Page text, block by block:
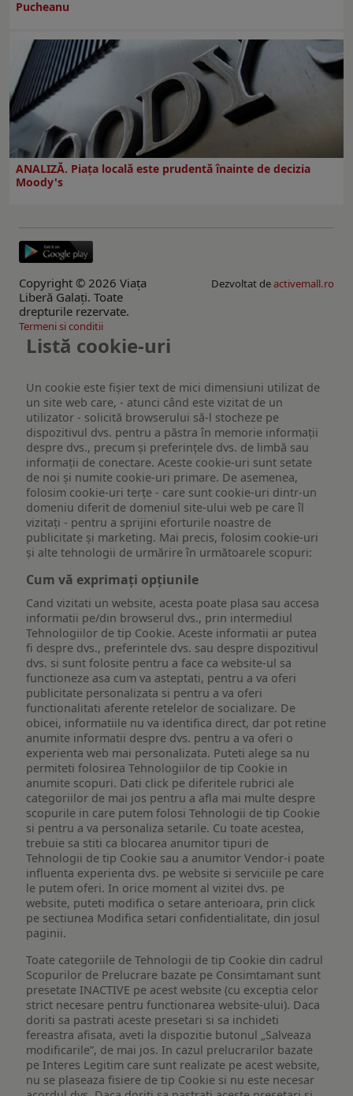
Pucheanu
ANALIZĂ. Piața locală este prudentă înainte de decizia
Moody's
Copyright © 2026 Viaţa
Liberă Galaţi. Toate
drepturile rezervate.
Dezvoltat deactivemall.ro
Termeni si conditii
Listă cookie-uri
Un cookie este fişier text de mici dimensiuni utilizat de
un site web care, - atunci când este vizitat de un
utilizator - solicită browserului să-l stocheze pe
dispozitivul dvs. pentru a păstra în memorie informații
despre dvs., precum și preferințele dvs. de limbă sau
informații de conectare. Aceste cookie-uri sunt setate
de noi și numite cookie-uri primare. De asemenea,
folosim cookie-uri terțe - care sunt cookie-uri dintr-un
domeniu diferit de domeniul site-ului web pe care îl
vizitați - pentru a sprijini eforturile noastre de
publicitate și marketing. Mai precis, folosim cookie-uri
și alte tehnologii de urmărire în următoarele scopuri:
Cum vă exprimați opțiunile
Cand vizitati un website, acesta poate plasa sau accesa
informatii pe/din browserul dvs., prin intermediul
Tehnologiilor de tip Cookie. Aceste informatii ar putea
fi despre dvs., preferintele dvs. sau despre dispozitivul
dvs. si sunt folosite pentru a face ca website-ul sa
functioneze asa cum va asteptati, pentru a va oferi
publicitate personalizata si pentru a va oferi
functionalitati aferente retelelor de socializare. De
obicei, informatiile nu va identifica direct, dar pot retine
anumite informatii despre dvs. pentru a va oferi o
experienta web mai personalizata. Puteti alege sa nu
permiteti folosirea Tehnologiilor de tip Cookie in
anumite scopuri. Dati click pe diferitele rubrici ale
categoriilor de mai jos pentru a afla mai multe despre
scopurile in care putem folosi Tehnologii de tip Cookie
si pentru a va personaliza setarile. Cu toate acestea,
trebuie sa stiti ca blocarea anumitor tipuri de
Tehnologii de tip Cookie sau a anumitor Vendor-i poate
influenta experienta dvs. pe website si serviciile pe care
le putem oferi. In orice moment al vizitei dvs. pe
website, puteti modifica o setare anterioara, prin click
pe sectiunea Modifica setari confidentialitate, din josul
paginii.
Toate categoriile de Tehnologii de tip Cookie din cadrul
Scopurilor de Prelucrare bazate pe Consimtamant sunt
presetate INACTIVE pe acest website (cu exceptia celor
strict necesare pentru functionarea website-ului). Daca
doriti sa pastrati aceste presetari si sa inchideti
fereastra afisata, aveti la dispozitie butonul „Salveaza
modificarile”, de mai jos. In cazul prelucrarilor bazate
pe Interes Legitim care sunt realizate pe acest website,
nu se plaseaza fisiere de tip Cookie si nu este necesar